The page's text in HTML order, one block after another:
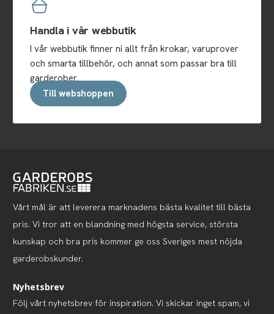
Handla i vår webbutik
I vår webbutik finner ni allt från krokar, varuprover
och smarta tillbehör, och annat som passar bra till
garderober.
Till webshoppen
Vårt mål är att leverera marknadens bästa kvalitet till bästa
pris. Vi tror att en blandning med högsta service, största
kunskap och bra pris kommer ge oss Sveriges mest nöjda
garderobskunder.
Nyhetsbrev
Följ vårt nyhetsbrev för inspiration. Vi skickar inget spam, vi